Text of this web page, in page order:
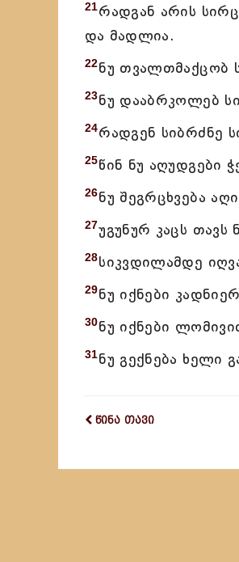
21რადგან არის
და მადლია.
22ნუ თვალთმაქცობ
23ნუ დააბრკოლებ
24რადგენ სიბრძნე
25წინ ნუ აღუდგები
26ნუ შეგრცხვება
27უგუნურ კაცს
28სიკვდილამდე
29ნუ იქნები
30ნუ იქნები
31ნუ გექნება ხელი
წინა თავი